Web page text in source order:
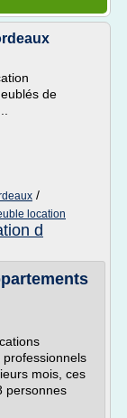
de
/
location
d
mois, ces
personnes